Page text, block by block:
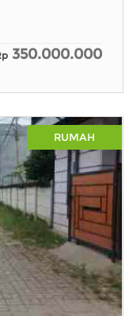
350.000.000
RUMAH